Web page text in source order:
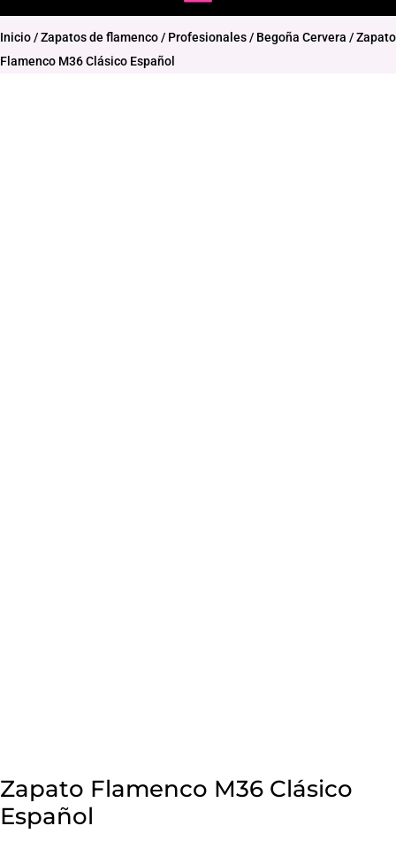
Inicio/Zapatos de flamenco/ Profesionales/ Begoña Cervera / Zapato
Flamenco M36 Clásico Español
Zapato Flamenco M36 Clásico
Español